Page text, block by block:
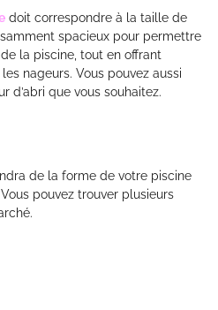
doit correspondre à la taille de
spacieux pour permettre
la piscine, tout en offrant
nageurs. Vous pouvez aussi
d’abri que vous souhaitez.
de la forme de votre piscine
pouvez trouver plusieurs